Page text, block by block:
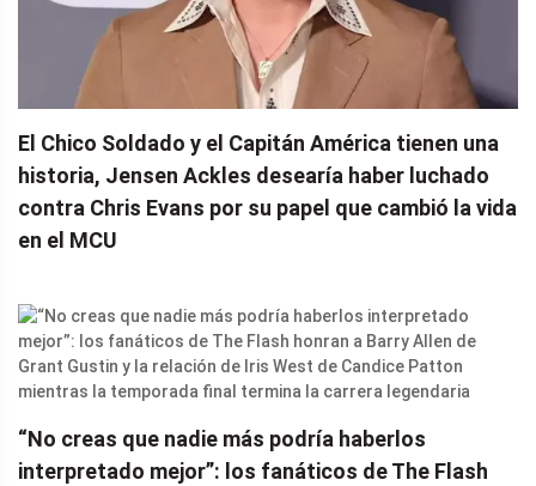
El Chico Soldado y el Capitán América tienen una
historia, Jensen Ackles desearía haber luchado
contra Chris Evans por su papel que cambió la vida
en el MCU
“No creas que nadie más podría haberlos
interpretado mejor”: los fanáticos de The Flash